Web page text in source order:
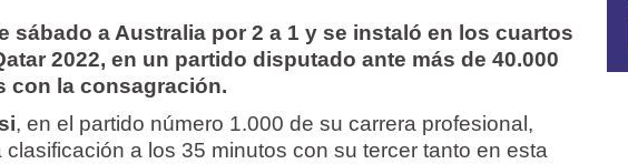
sábado a Australia por 2 a 1 y se instaló en los cuartos
2022, en un partido disputado ante más de 40.000
con la consagración.
, en el partido número 1.000 de su carrera profesional,
clasificación a los 35 minutos con su tercer tanto en esta